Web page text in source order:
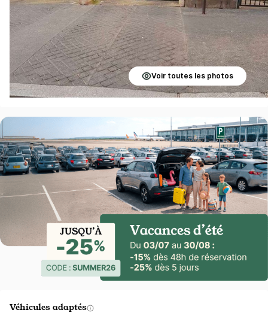
Voir toutes les photos
Véhicules adaptés